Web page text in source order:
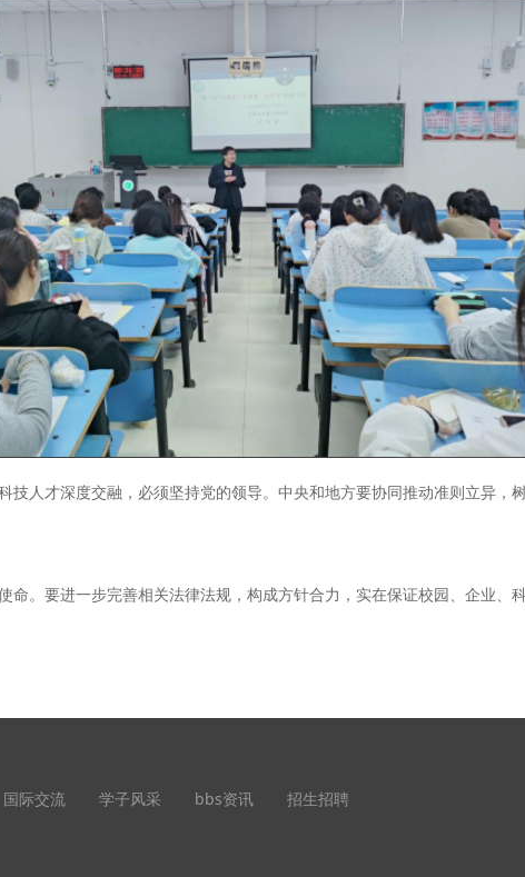
才深度交融，必须坚持党的领导。中央和地方要协同推动准则立异，树
。要进一步完善相关法律法规，构成方针合力，实在保证校园、企业、
国际交流 学子风采 bbs资讯 招生招聘